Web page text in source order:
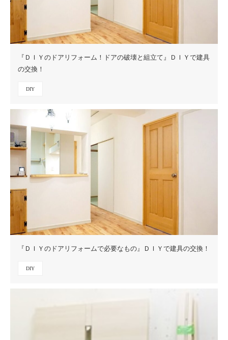
『ＤＩＹのドアリフォーム！ドアの破壊と組立て』ＤＩＹで建具
の交換！
DIY
『ＤＩＹのドアリフォームで必要なもの』ＤＩＹで建具の交換！
DIY